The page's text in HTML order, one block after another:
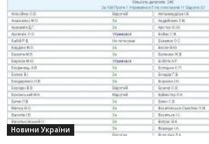
Новини України